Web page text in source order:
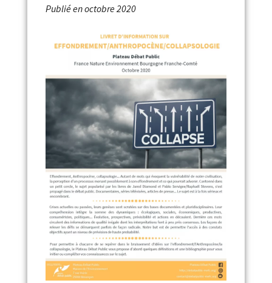
Publié enoctobre 2020